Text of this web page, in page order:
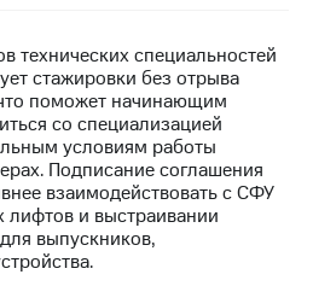
технических специальностей
стажировки без отрыва
поможет начинающим
со специализацией
условиям работы
Подписание соглашения
взаимодействовать с СФУ
лифтов и выстраивании
выпускников,